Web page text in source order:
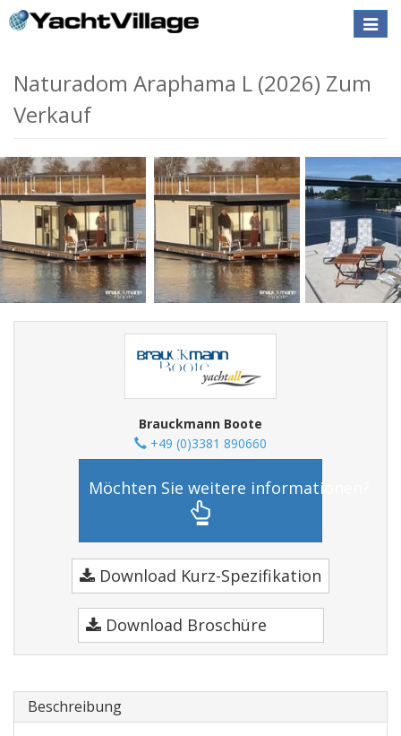
Toggle
Naturadom Araphama L (2026) Zum
Verkauf
Brauckmann Boote
+49 (0)3381 890660
Möchten Sie weitere informationen?
Download Kurz-Spezifikation
Download Broschüre
Beschreibung